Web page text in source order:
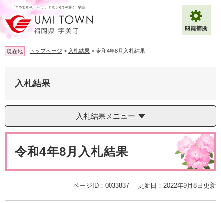
ー
ジ
の
先
頭
ニ
ュ
ー
を
飛
文
Multilingual（English・中文・한글）
現在地 トップページ > 入札結果 > 令和4年8月入札結果
入札結果
入札結果メニュー
令和4年8月入札結果
ページID：0033837 更新日：2022年9月8日更新